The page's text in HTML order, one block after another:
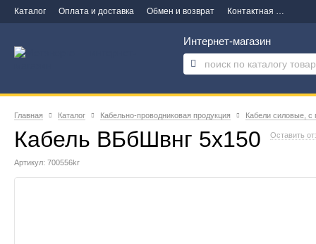
Каталог Оплата и доставка Обмен и возврат Контактная информация
Интернет-магазин
Главная Каталог Кабельно-проводниковая продукция Кабели силовые, с
Кабель ВБбШвнг 5х150 Оставить
Артикул: 700556kr